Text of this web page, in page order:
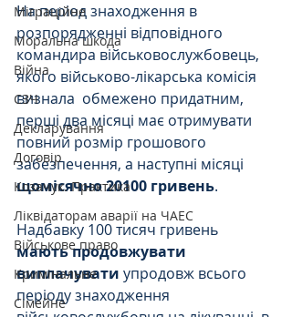
Міграційне
Моральна шкода
Війна
СЗЧ
Декларування
Договір
Козачук. Практика
Ліквідаторам аварії на ЧАЕС
Військове право
Кримінальне
Сімейне
На період знаходження в
розпорядженні відповідного
командира військовослужбовець,
якого військово-лікарська комісія
визнала  обмежено придатним,
перші два місяці має отримувати
повний розмір грошового
забезпечення, а наступні місяці
щомісячно 20100 гривень.
Надбавку 100 тисяч гривень
мають продовжувати
виплачувати упродовж всього
періоду знаходження